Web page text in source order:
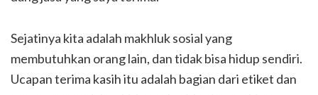
Sejatinya kita adalah makhluk sosial yang
membutuhkan orang lain, dan tidak bisa hidup sendiri.
Ucapan terima kasih itu adalah bagian dari etiket dan